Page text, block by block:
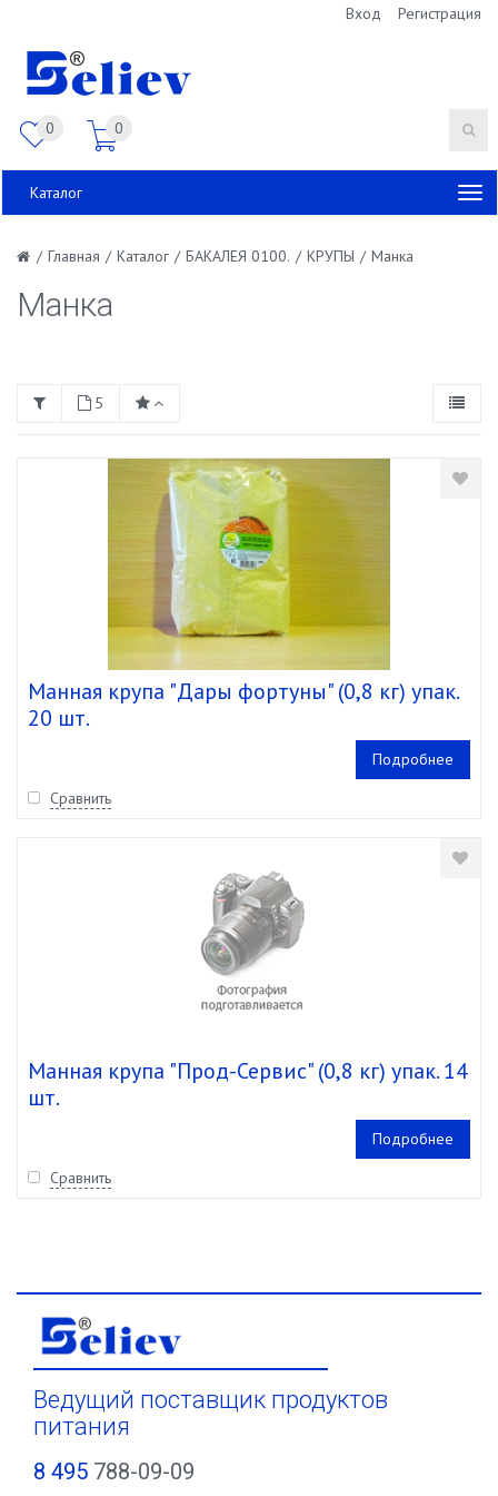
Вход Регистрация
0 0
Каталог
/ Главная / Каталог / БАКАЛЕЯ 0100. / КРУПЫ / Манка
Манка
5
Манная крупа "Дары фортуны" (0,8 кг) упак.
20 шт.
Подробнее
Сравнить
Манная крупа "Прод-Сервис" (0,8 кг) упак. 14
шт.
Подробнее
Сравнить
Ведущий поставщик продуктов
питания
8 495 788-09-09